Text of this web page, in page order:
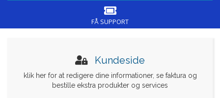
FÅ SUPPORT
Kundeside
klik her for at redigere dine informationer, se faktura og
bestille ekstra produkter og services